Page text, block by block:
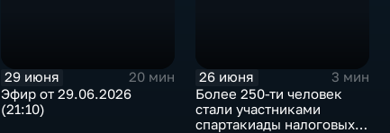
29 июня
20 мин
Эфир от 29.06.2026
(21:10)
26 июня
3 мин
Более 250-ти человек
стали участниками
спартакиады налоговых